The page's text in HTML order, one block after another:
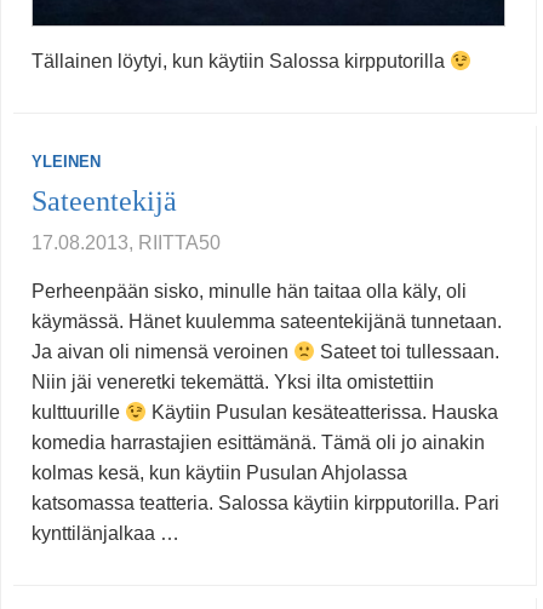
Tällainen löytyi, kun käytiin Salossa kirpputorilla
YLEINEN
Sateentekijä
17.08.2013, RIITTA50
Perheenpään sisko, minulle hän taitaa olla käly, oli
käymässä. Hänet kuulemma sateentekijänä tunnetaan.
Ja aivan oli nimensä veroinen
Sateet toi tullessaan.
Niin jäi veneretki tekemättä. Yksi ilta omistettiin
kulttuurille
Käytiin Pusulan kesäteatterissa. Hauska
komedia harrastajien esittämänä. Tämä oli jo ainakin
kolmas kesä, kun käytiin Pusulan Ahjolassa
katsomassa teatteria. Salossa käytiin kirpputorilla. Pari
kynttilänjalkaa …